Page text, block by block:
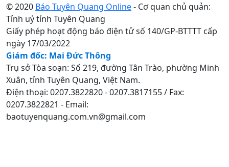
© 2020 Báo Tuyên Quang Online- Cơ quan chủ quản:
Tỉnh uỷ tỉnh Tuyên Quang
Giấy phép hoạt động báo điện tử số 140/GP-BTTTT cấp
ngày 17/03/2022
Giám đốc: Mai Đức Thông
Trụ sở Tòa soạn: Số 219, đường Tân Trào, phường Minh
Xuân, tỉnh Tuyên Quang, Việt Nam.
Điện thoại: 0207.3822820 - 0207.3817155 / Fax:
0207.3822821 - Email:
baotuyenquang.com.vn@gmail.com